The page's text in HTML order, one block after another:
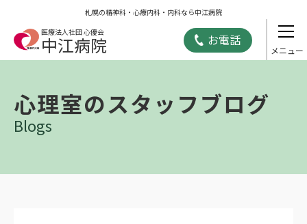
札幌の精神科・心療内科・内科なら中江病院
医療法人社団 心優会
中江病院 お電話
心理室のスタッフブログ
Blogs